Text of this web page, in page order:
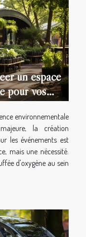
un espace
pour vos
environnementale
la création
les événements est
mais une nécessité.
d'oxygène au sein